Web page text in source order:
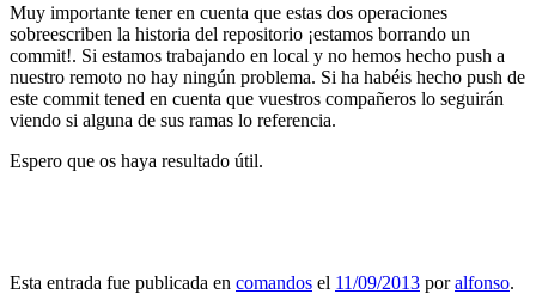
Muy importante tener en cuenta que estas dos operaciones
sobreescriben la historia del repositorio ¡estamos borrando un
commit!. Si estamos trabajando en local y no hemos hecho push a
nuestro remoto no hay ningún problema. Si ha habéis hecho push de
este commit tened en cuenta que vuestros compañeros lo seguirán
viendo si alguna de sus ramas lo referencia.
Espero que os haya resultado útil.
Esta entrada fue publicada en comandos el 11/09/2013 poralfonso.